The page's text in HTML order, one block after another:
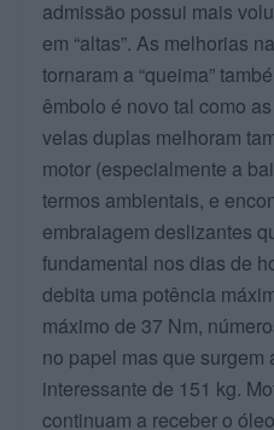
admissão possui mais
em “altas”. As melhorias
tornaram a “queima”
êmbolo é novo tal como
velas duplas melhoram
motor (especialmente a
termos ambientais, e
embraiagem deslizantes
fundamental nos dias de
debita uma potência
máximo de 37 Nm,
no papel mas que surgem
interessante de 151 kg.
continuam a receber o